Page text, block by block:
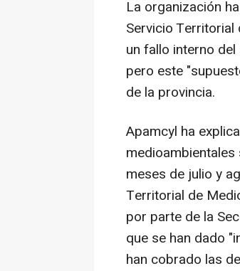
La organización
Servicio Territorial
un fallo interno
pero este
de la provincia.
Apamcyl ha
meses de julio y
Territorial de
por parte de la
que se han dado
han cobrado las